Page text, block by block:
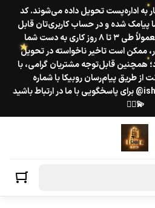
هر ۴ روز یک‌بار به اداره‌پست تحویل داده می‌شوند. کد
پیامک شده و در حساب کاربری‌تان قابل
مشاهده است. سفارش‌ها معمولاً طی ۳ تا ۸ روز کاری به دست شما
ممکن است تاخیر ناخواسته در تحویل
قابل‌توجه مشتریان گرامی، با
از طریق پیام‌رسان روبیکا با شماره
09105895639 و یا آیدی ishopir@ برای پاسخگویی با ما در ارتباط باشید
💫❤️‍🔥
★